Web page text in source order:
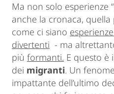
Ma non solo esperienze
anche la cronaca,
come ci siano
divertenti - ma
più formanti. E questo è
dei migranti. Un
impattante dell’ultimo